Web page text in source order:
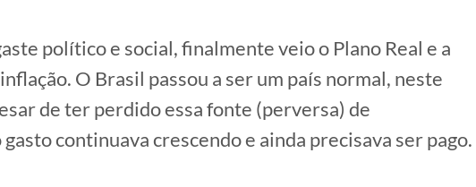
político e social, finalmente veio o Plano Real e a
O Brasil passou a ser um país normal, neste
de ter perdido essa fonte (perversa) de
continuava crescendo e ainda precisava ser pago.